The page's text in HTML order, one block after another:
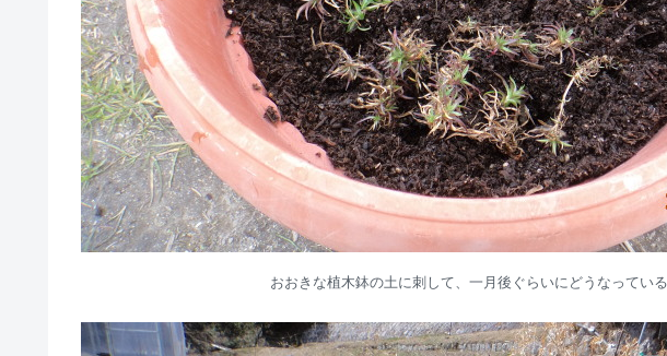
おおきな植木鉢の土に刺して、一月後ぐらいにどうなっている